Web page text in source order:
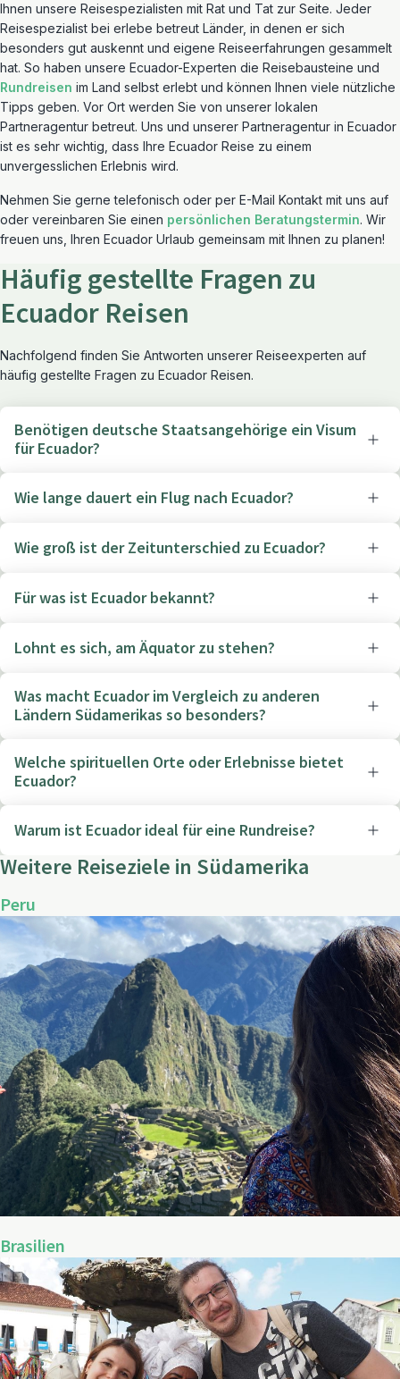
Ihnen unsere Reisespezialisten mit Rat und Tat zur Seite. Jeder
Reisespezialist bei erlebe betreut Länder, in denen er sich
besonders gut auskennt und eigene Reiseerfahrungen gesammelt
hat. So haben unsere Ecuador-Experten die Reisebausteine und
Rundreisen im Land selbst erlebt und können Ihnen viele nützliche
Tipps geben. Vor Ort werden Sie von unserer lokalen
Partneragentur betreut. Uns und unserer Partneragentur in Ecuador
ist es sehr wichtig, dass Ihre Ecuador Reise zu einem
unvergesslichen Erlebnis wird.
Nehmen Sie gerne telefonisch oder per E-Mail Kontakt mit uns auf
oder vereinbaren Sie einen persönlichen Beratungstermin. Wir
freuen uns, Ihren Ecuador Urlaub gemeinsam mit Ihnen zu planen!
Häufig gestellte Fragen zu
Ecuador Reisen
Nachfolgend finden Sie Antworten unserer Reiseexperten auf
häufig gestellte Fragen zu Ecuador Reisen.
Benötigen deutsche Staatsangehörige ein Visum
für Ecuador?
Wie lange dauert ein Flug nach Ecuador?
Wie groß ist der Zeitunterschied zu Ecuador?
Für was ist Ecuador bekannt?
Lohnt es sich, am Äquator zu stehen?
Was macht Ecuador im Vergleich zu anderen
Ländern Südamerikas so besonders?
Welche spirituellen Orte oder Erlebnisse bietet
Ecuador?
Warum ist Ecuador ideal für eine Rundreise?
Weitere Reiseziele in Südamerika
Peru
Brasilien